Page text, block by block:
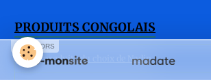
PRODUITS CONGOLAIS
Les produits du choix de Nadin
SPONSORS